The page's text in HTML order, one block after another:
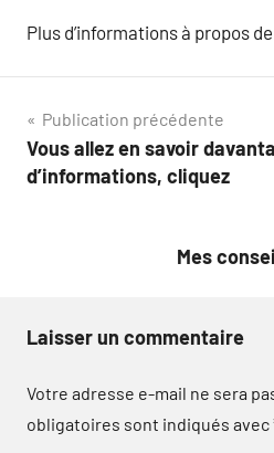
Plus d’informations à propos de
Navigation
de
Publication précédente
Vous allez en savoir
d’informations, cliquez
Mes
Laisser un commentaire
Votre adresse e-mail ne sera
obligatoires sont indiqués avec